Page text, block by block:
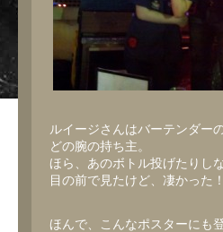
ルイージさんはバーテンダー
どの腕の持ち主。
ほら、あのボトル投げたりし
目の前で見たけど、凄かった
ほんで、こんなポスターにも